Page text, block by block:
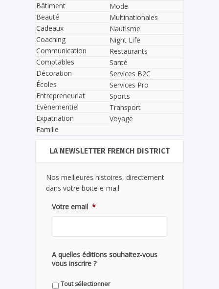
Bâtiment
Beauté
Cadeaux
Coaching
Communication
Comptables
Décoration
Écoles
Entrepreneuriat
Evènementiel
Expatriation
Famille
Mode
Multinationales
Nautisme
Night Life
Restaurants
Santé
Services B2C
Services Pro
Sports
Transport
Voyage
LA NEWSLETTER FRENCH DISTRICT
Nos meilleures histoires, directement
dans votre boite e-mail.
Votre email *
A quelles éditions souhaitez-vous
vous inscrire ?
Tout sélectionner